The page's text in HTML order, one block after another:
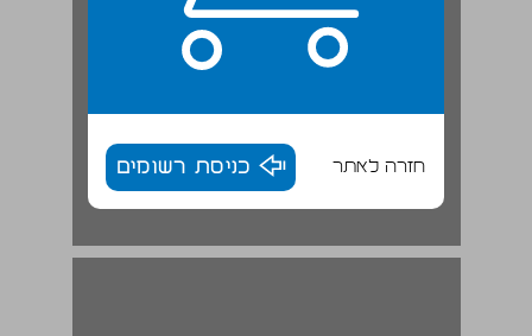
חזרה לאתר כניסת רשומים
1. היווצרות ההפרדה — ממעברת גבים-דורות למועצה המקומית שדרות, 1974-1949 ... 29